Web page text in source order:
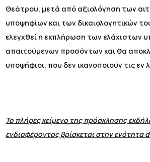
Θεάτρου, μετά από αξιολόγηση των
υποψηφίων και των δικαιολογητικών
ελεγχθεί η εκπλήρωση των ελάχιστων
απαιτούμενων προσόντων και θα
υποψήφιοι, που δεν ικανοποιούν τις εν
Το πλήρες κείμενο της πρόσκλησης
ενδιαφέροντος βρίσκεται στην ενότητα